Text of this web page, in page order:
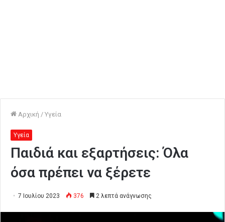
Αρχική / Υγεία
Υγεία
Παιδιά και εξαρτήσεις: Όλα
όσα πρέπει να ξέρετε
7 Ιουλίου 2023 376 2 λεπτά ανάγνωσης